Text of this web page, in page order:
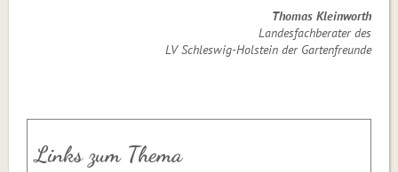
Thomas Kleinworth
Landesfachberater des
LV Schleswig-Holstein der Gartenfreunde
Links zum Thema